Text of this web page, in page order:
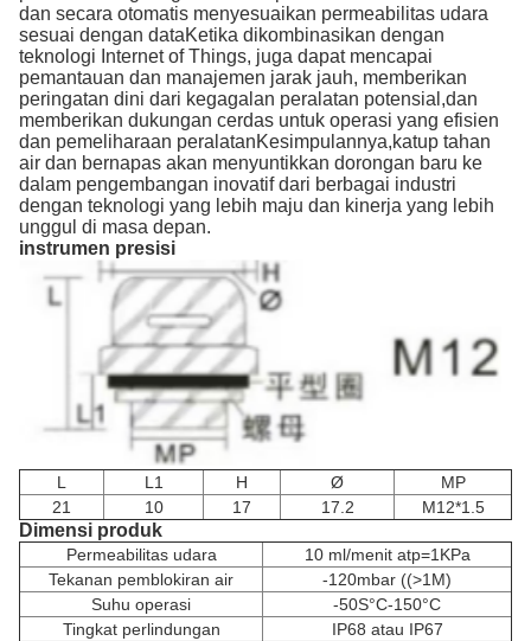
dan secara otomatis menyesuaikan permeabilitas udara
sesuai dengan dataKetika dikombinasikan dengan
teknologi Internet of Things, juga dapat mencapai
pemantauan dan manajemen jarak jauh, memberikan
peringatan dini dari kegagalan peralatan potensial,dan
memberikan dukungan cerdas untuk operasi yang efisien
dan pemeliharaan peralatanKesimpulannya,katup tahan
air dan bernapas akan menyuntikkan dorongan baru ke
dalam pengembangan inovatif dari berbagai industri
dengan teknologi yang lebih maju dan kinerja yang lebih
unggul di masa depan.
instrumen presisi
L L1 H Ø
MP
21
10 17 17.2 M12*1.5
Dimensi produk
Permeabilitas udara
10 ml/menit atp=1KPa
Tekanan pemblokiran air
-120mbar ((>1M)
Suhu operasi
-50S°C-150°C
Tingkat perlindungan
IP68 atau IP67